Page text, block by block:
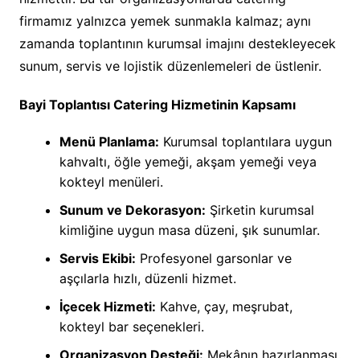
firmamız yalnızca yemek sunmakla kalmaz; aynı
zamanda toplantının kurumsal imajını destekleyecek
sunum, servis ve lojistik düzenlemeleri de üstlenir.
Bayi Toplantısı Catering Hizmetinin Kapsamı
Menü Planlama: Kurumsal toplantılara uygun
kahvaltı, öğle yemeği, akşam yemeği veya
kokteyl menüleri.
Sunum ve Dekorasyon: Şirketin kurumsal
kimliğine uygun masa düzeni, şık sunumlar.
Servis Ekibi: Profesyonel garsonlar ve
aşçılarla hızlı, düzenli hizmet.
İçecek Hizmeti: Kahve, çay, meşrubat,
kokteyl bar seçenekleri.